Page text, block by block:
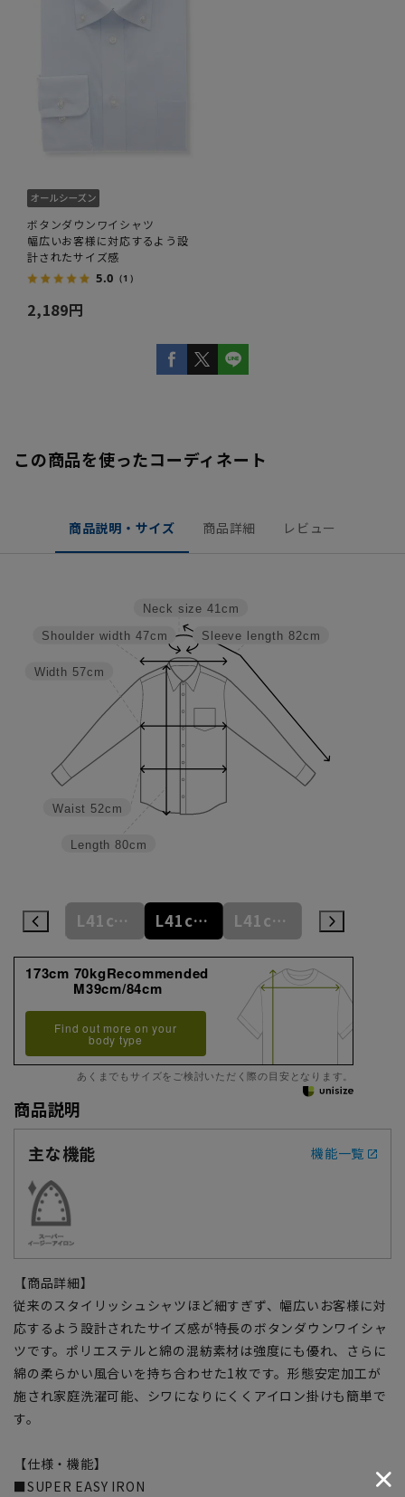
ボタンダウンワイシャツ
幅広いお客様に対応するよう設
計されたサイズ感
5.0 （1）
2,189円
この商品を使ったコーディネート
商品説明・サイズ 商品詳細 レビュー
Sleeve length 82cm
Neck size 41cm
Length 80cm
Waist 52cm
Width 57cm
Shoulder width 47cm
L41cm/78cm L41cm/80cm L41cm/82cm L41cm/84cm
173cm 70kgRecommended
M39cm/84cm
Find out more on your
body type
あくまでもサイズをご検討いただく際の目安となります。
商品説明
主な機能
機能一覧
【商品詳細】
従来のスタイリッシュシャツほど細すぎず、幅広いお客様に対
応するよう設計されたサイズ感が特長のボタンダウンワイシャ
ツです。ポリエステルと綿の混紡素材は強度にも優れ、さらに
綿の柔らかい風合いを持ち合わせた1枚です。形態安定加工が
施され家庭洗濯可能、シワになりにくくアイロン掛けも簡単で
す。
【仕様・機能】
■SUPER EASY IRON